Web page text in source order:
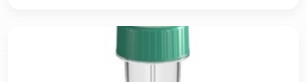
NO medium exchange. [GAMMA IRRADIATED. For non-
clinical, non-therapeutic, research use only.]